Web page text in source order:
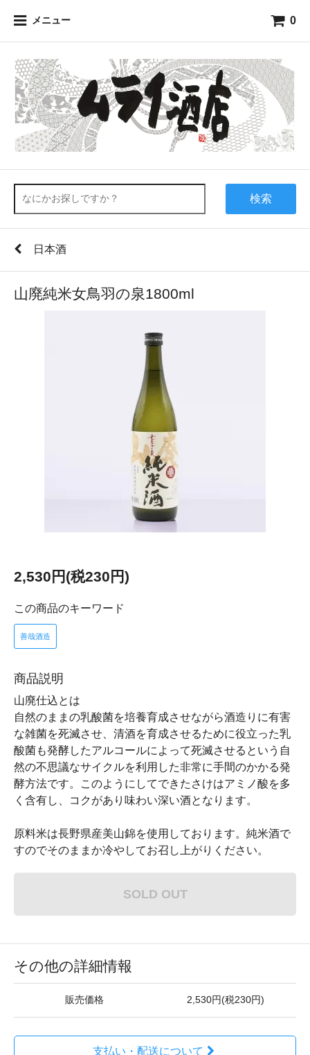
メニュー 0
検索
日本酒
山廃純米女鳥羽の泉1800ml
2,530円(税230円)
この商品のキーワード
善哉酒造
商品説明
山廃仕込とは
自然のままの乳酸菌を培養育成させながら酒造りに有害
な雑菌を死滅させ、清酒を育成させるために役立った乳
酸菌も発酵したアルコールによって死滅させるという自
然の不思議なサイクルを利用した非常に手間のかかる発
酵方法です。このようにしてできたさけはアミノ酸を多
く含有し、コクがあり味わい深い酒となります。
原料米は長野県産美山錦を使用しております。純米酒で
すのでそのままか冷やしてお召し上がりください。
SOLD OUT
その他の詳細情報
販売価格 2,530円(税230円)
支払い・配送について